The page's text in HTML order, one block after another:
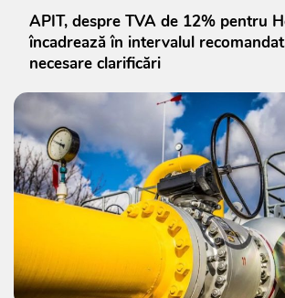
APIT, despre TVA de 12% pentru
încadrează în intervalul
necesare clarificări